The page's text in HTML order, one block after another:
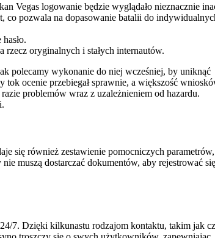
Vegas logowanie będzie wyglądało nieznacznie
co pozwala na dopasowanie batalii do
rzecz oryginalnych i stałych internautów.
polecamy wykonanie do niej wcześniej, by uniknąć
tok ocenie przebiegał sprawnie, a większość
problemów wraz z uzależnieniem od hazardu.
się również zestawienie pomocniczych parametrów,
muszą dostarczać dokumentów, aby rejestrować
7. Dzięki kilkunastu rodzajom kontaktu, takim jak